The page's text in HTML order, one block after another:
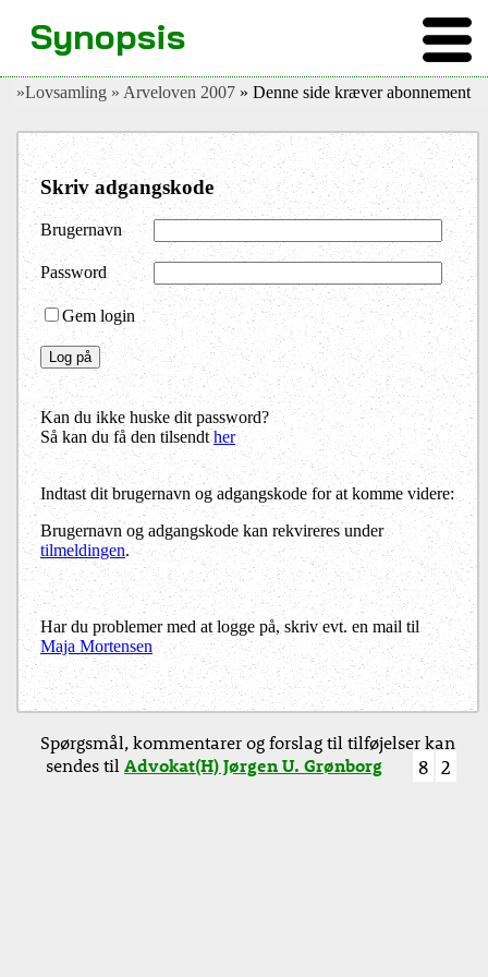
»Lovsamling » Arveloven 2007 » Denne side kræver abonnement
Skriv adgangskode
Brugernavn
Password
Gem login
Kan du ikke huske dit password?
Så kan du få den tilsendther
Indtast dit brugernavn og adgangskode for at komme videre:
Brugernavn og adgangskode kan rekvireres under
tilmeldingen.
Har du problemer med at logge på, skriv evt. en mail til
Maja Mortensen
Synopsis
Spørgsmål, kommentarer og forslag til tilføjelser kan
sendes tilAdvokat(H) Jørgen U. Grønborg 8 2